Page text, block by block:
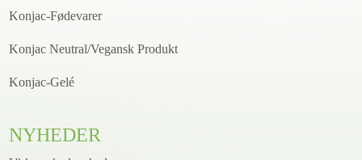
Konjac-Fødevarer
Konjac Neutral/Vegansk Produkt
Konjac-Gelé
NYHEDER